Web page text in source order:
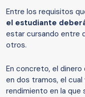
Entre los requisitos
el estudiante
estar cursando entre
otros.
En concreto, el
en dos tramos, el
rendimiento en la